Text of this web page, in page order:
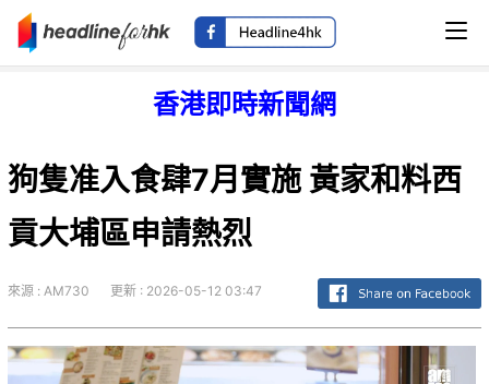
香港即時新聞網
狗隻准入食肆7月實施 黃家和料西
貢大埔區申請熱烈
來源 : AM730 更新 : 2026-05-12 03:47